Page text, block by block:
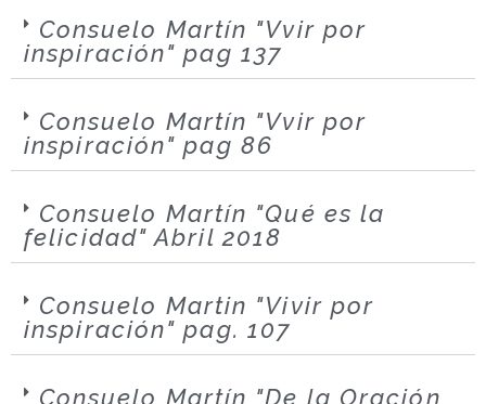
Consuelo Martín "Vvir por
inspiración" pag 137
Consuelo Martín "Vvir por
inspiración" pag 86
Consuelo Martín "Qué es la
felicidad" Abril 2018
Consuelo Martin "Vivir por
inspiración" pag. 107
Consuelo Martín "De la Oración